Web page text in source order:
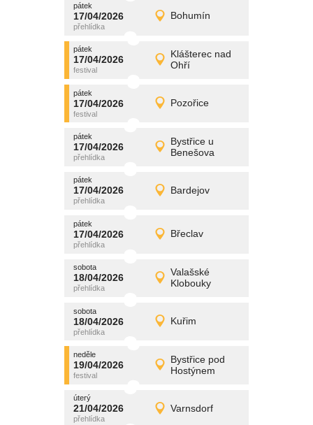
pátek
17/04/2026 Bohumín
pátek
17/04/2026 Detail
promítání
pátek
17/04/2026
Klášterec nad
Ohří
pátek
17/04/2026 Detail
promítání
pátek
17/04/2026 Pozořice
pátek
17/04/2026 Detail
promítání
pátek
17/04/2026
Bystřice u
Benešova
pátek
17/04/2026 Detail
promítání
pátek
17/04/2026 Bardejov
pátek
17/04/2026 Detail
promítání
pátek
17/04/2026 Břeclav
pátek
17/04/2026 Detail
promítání
sobota
18/04/2026
Valašské
Klobouky
sobota
18/04/2026 Detail
promítání
sobota
18/04/2026 Kuřim
sobota
18/04/2026 Detail
promítání
neděle
19/04/2026
Bystřice pod
Hostýnem
neděle
19/04/2026 Detail
promítání
úterý
21/04/2026 Varnsdorf
úterý
21/04/2026 Detail
promítání